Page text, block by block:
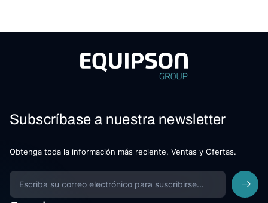
Subscríbase a nuestra newsletter
Obtenga toda la información más reciente, Ventas y Ofertas.